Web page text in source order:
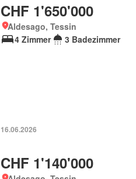
CHF 1'650'000
Aldesago, Tessin
4 Zimmer
3 Badezimmer
16.06.2026
CHF 1'140'000